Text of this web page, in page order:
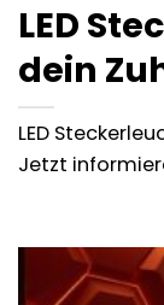
LED
dein
LED
Jetzt